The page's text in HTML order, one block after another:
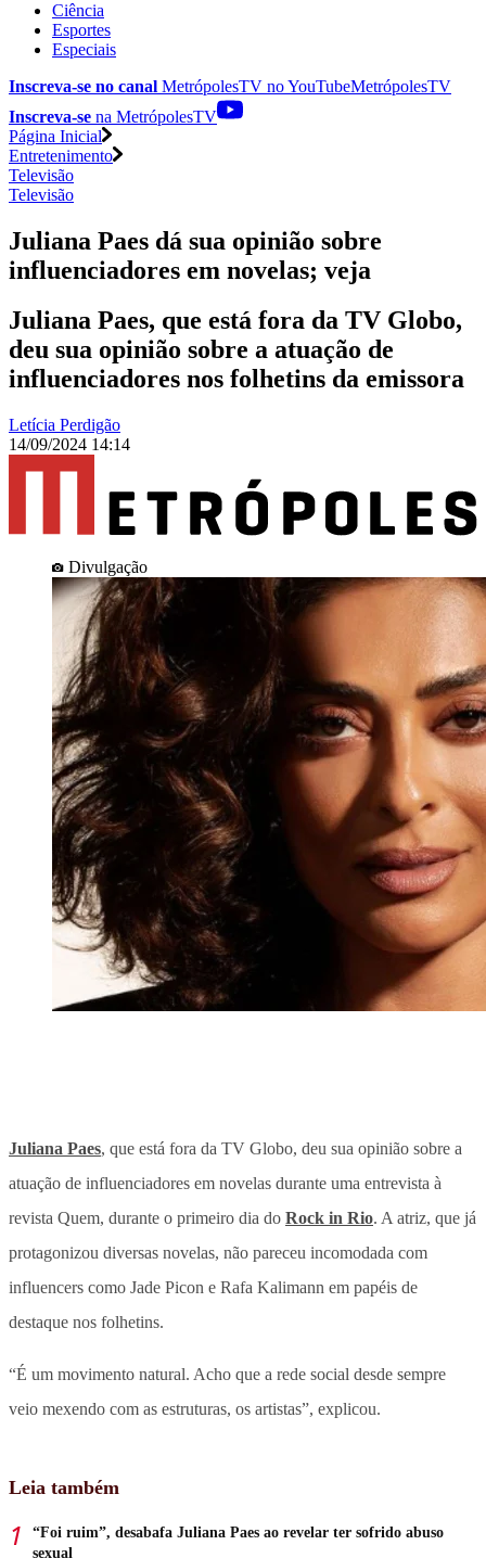
Ciência
Esportes
Especiais
Inscreva-se no canal MetrópolesTV noYouTubeMetrópolesTV
Inscreva-se na MetrópolesTV
Página Inicial
Entretenimento
Televisão
Televisão
Juliana Paes dá sua opinião sobre
influenciadores em novelas; veja
Juliana Paes, que está fora da TV Globo,
deu sua opinião sobre a atuação de
influenciadores nos folhetins da emissora
Letícia Perdigão
14/09/2024 14:14
Divulgação
Juliana Paes, que está fora da TV Globo, deu sua opinião sobre a
atuação de influenciadores em novelas durante uma entrevista à
revista Quem, durante o primeiro dia do Rock in Rio. A atriz, que já
protagonizou diversas novelas, não pareceu incomodada com
influencers como Jade Picon e Rafa Kalimann em papéis de
destaque nos folhetins.
“É um movimento natural. Acho que a rede social desde sempre
veio mexendo com as estruturas, os artistas”, explicou.
Leia também
“Foi ruim”, desabafa Juliana Paes ao revelar ter sofrido abuso
sexual